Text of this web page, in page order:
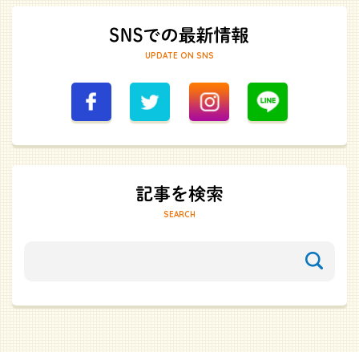
UPDATE ON SNS
SEARCH